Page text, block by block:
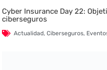
Cyber Insurance Day 22:
ciberseguros
Actualidad,Ciberseguros,